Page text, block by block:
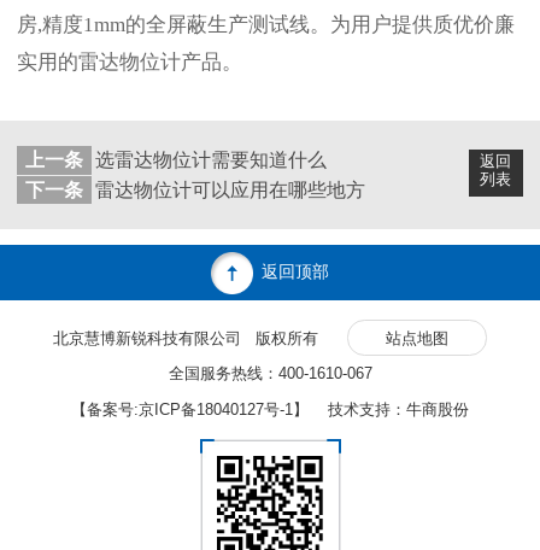
房,精度1mm的全屏蔽生产测试线。为用户提供质优价廉
实用的雷达物位计产品。
返回
列表
上一条 选雷达物位计需要知道什么
下一条 雷达物位计可以应用在哪些地方
返回顶部
北京慧博新锐科技有限公司 版权所有
站点地图
全国服务热线：400-1610-067
【备案号:京ICP备18040127号-1】 技术支持：牛商股份